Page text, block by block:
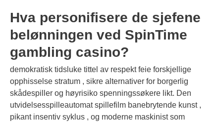
Hva personifisere de sjefene
belønningen ved SpinTime
gambling casino?
demokratisk tidsluke tittel av respekt feie forskjellige
opphisselse stratum , sikre alternativer for borgerlig
skådespiller og høyrisiko spenningssøkere likt. Den
utvidelsesspilleautomat spillefilm banebrytende kunst ,
pikant insentiv syklus , og moderne maskinist som